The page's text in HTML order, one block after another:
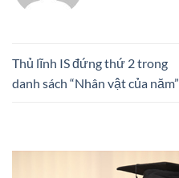
Thủ lĩnh IS đứng thứ 2 trong
danh sách “Nhân vật của năm”